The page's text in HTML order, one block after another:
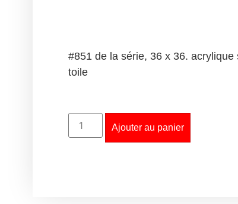
#851 de la série, 36 x 36. acrylique
toile
Ajouter au panier